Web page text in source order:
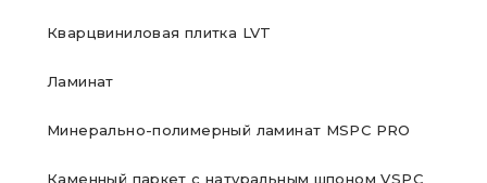
Кварцвиниловая плитка LVT
Ламинат
Минерально-полимерный ламинат MSPC PRO
Каменный паркет с натуральным шпоном VSPC